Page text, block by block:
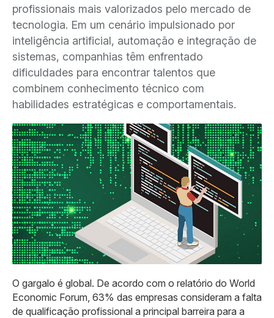
profissionais mais valorizados pelo mercado de
tecnologia. Em um cenário impulsionado por
inteligência artificial, automação e integração de
sistemas, companhias têm enfrentado
dificuldades para encontrar talentos que
combinem conhecimento técnico com
habilidades estratégicas e comportamentais.
O gargalo é global. De acordo com o relatório do World
Economic Forum, 63% das empresas consideram a falta
de qualificação profissional a principal barreira para a